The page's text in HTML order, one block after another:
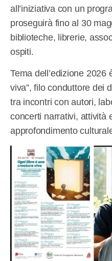
all’iniziativa con un
proseguirà fino al 30
biblioteche, librerie,
ospiti.
Tema dell’edizione 2026
viva”, filo conduttore dei
tra incontri con autori,
concerti narrativi, attività
approfondimento